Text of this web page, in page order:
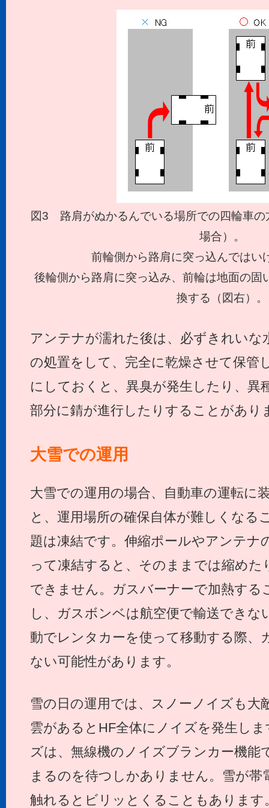
図3 路肩がぬかるんでいる場所での四輪車の
場合）。
前輪側から路肩に突っ込んではい
後輪側から路肩に突っ込み、前輪は地面の固
換する（図右）。
アンテナが濡れた後は、必ずきれいな
の処置をして、完全に乾燥させて保管
にしておくと、異臭が発生したり、異
部分に錆が進行したりすることがあり
大雪での運用
大雪での運用の場合、自動車の運転に
と、運用場所の確保自体が難しくなる
題は凍結です。伸縮ポールやアンテナ
って凍結すると、そのままでは縮め
できません。ガスバーナーで加熱する
し、ガスボンベは航空便で輸送できな
動でレンタカーを使って移動する際、
ない可能性があります。
雪の日の運用では、スノーノイズも大
雲があるとHF全体にノイズを発生し
ズは、無線機のノイズブランカー機能
まるのを待つしかありません。雪が帯
触れるとビリッとくることもあります